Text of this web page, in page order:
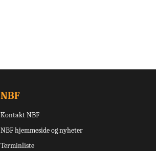
NBF
Kontakt NBF
NBF hjemmeside og nyheter
Terminliste